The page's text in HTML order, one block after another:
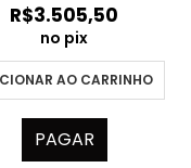
R$3.505,50
no pix
AO CARRINHO
PAGAR